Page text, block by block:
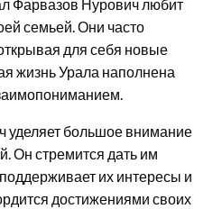
Фарвазов Нурович любит
семьей. Они часто
для себя новые
жизнь Урала наполнена
уделяет большое внимание
Он стремится дать им
их интересы и
достижениями своих